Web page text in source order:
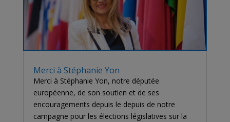
Merci à Stéphanie Yon
Merci à Stéphanie Yon, notre députée
européenne, de son soutien et de ses
encouragements depuis le depuis de notre
campagne pour les élections législatives sur la